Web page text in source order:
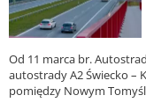
Od 11 marca br.
autostrady A2 Świecko –
pomiędzy Nowym